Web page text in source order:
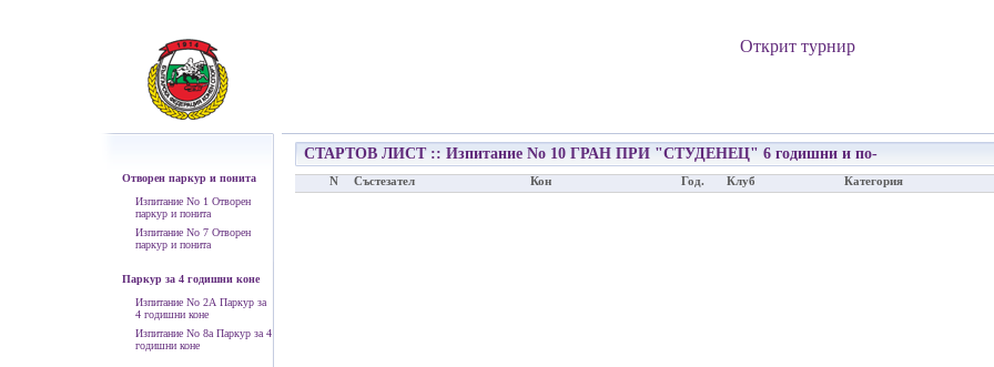
Открит турнир
Отворен паркур и понита
Изпитание No 1 Отворен
паркур и понита
Изпитание No 7 Отворен
паркур и понита
Паркур за 4 годишни коне
Изпитание No 2А Паркур за
4 годишни коне
Изпитание No 8а Паркур за 4
годишни коне
СТАРТОВ ЛИСТ :: Изпитание No 10 ГРАН ПРИ "СТУДЕНЕЦ" 6 годишни и по-
възрастни коне
N Състезател Кон Год. Клуб Категория